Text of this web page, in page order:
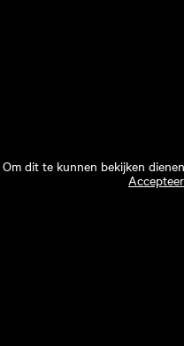
Om dit te kunnen bekijken